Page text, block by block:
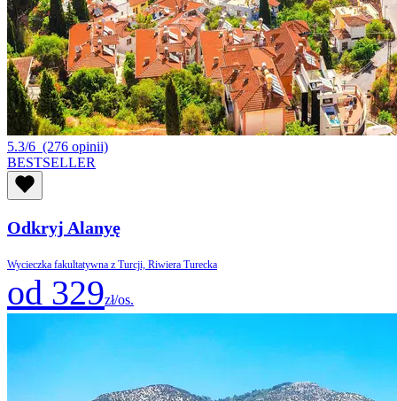
5.3/6 (276 opinii)
BESTSELLER
Odkryj Alanyę
Wycieczka fakultatywna z Turcji, Riwiera Turecka
od 329zł/os.